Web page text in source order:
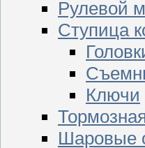
Рулевой
Ступица
Ключи
Шаровые